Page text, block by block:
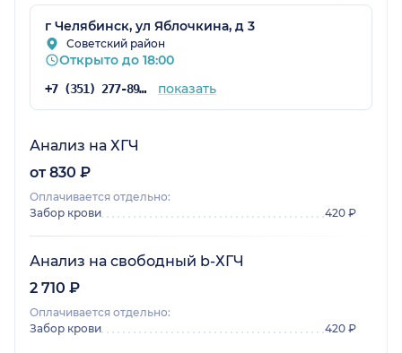
г Челябинск, ул Яблочкина, д 3
Советский район
Открыто до 18:00
+7 (351) 277-89-46 показать
Анализ на ХГЧ
от 830 ₽
Оплачивается отдельно:
Забор крови
420 ₽
Анализ на свободный b-ХГЧ
2 710 ₽
Оплачивается отдельно:
Забор крови
420 ₽